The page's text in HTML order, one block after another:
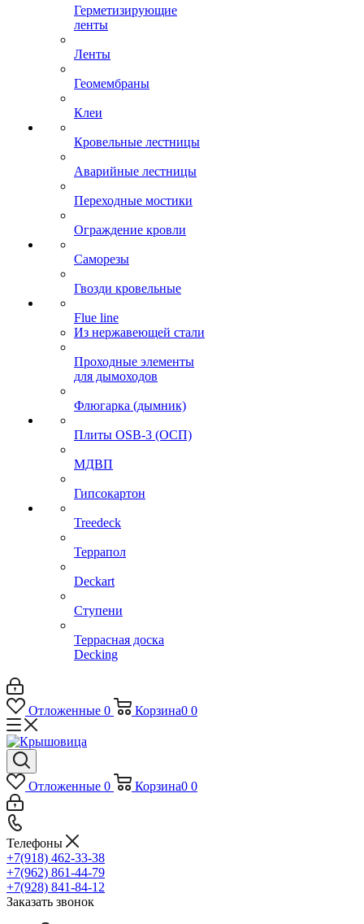
Герметизирующие
ленты
Ленты
Геомембраны
Клеи
Кровельные лестницы
Аварийные лестницы
Переходные мостики
Ограждение кровли
Саморезы
Гвозди кровельные
Flue line
Из нержавеющей стали
Проходные элементы
для дымоходов
Флюгарка (дымник)
Плиты OSB-3 (ОСП)
МДВП
Гипсокартон
Treedeck
Террапол
Deckart
Ступени
Террасная доска
Decking
Отложенные 0 Корзина0 0
Отложенные 0 Корзина0 0
Телефоны
+7(918) 462-33-38
+7(962) 861-44-79
+7(928) 841-84-12
Заказать звонок